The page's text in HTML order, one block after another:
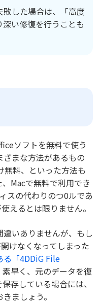
した場合は、「高度
い修復を行うことも
ソフトを無料で使う
まな方法があるもの
無料、といった方法も
Macで無料で利用でき
スの代わりのつ0ルであ
えるとは限りません。
いありませんが、もし
けなくなってしまった
る「4DDiG File
早く、元のデータを復
存している場合には、
ましょう。